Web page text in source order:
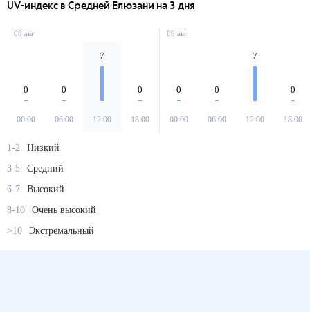
UV-индекс в Средней Елюзани на 3 дня
08 авг
0
00:00
0
06:00
7
12:00
0
18:00
09 авг
0
00:00
0
06:00
7
12:00
0
18:00
1-2
Низкий
3-5
Средний
6-7
Высокий
8-10
Очень высокий
>10
Экстремальный